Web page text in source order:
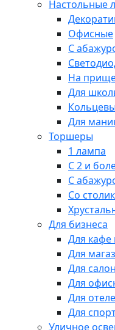
Настольные
Офисные
С
На
Для
Для
Торшеры
1 лампа
С 2 и
С
Со
Для бизнеса
Для кафе
Для
Для
Для
Для
Для
Уличное